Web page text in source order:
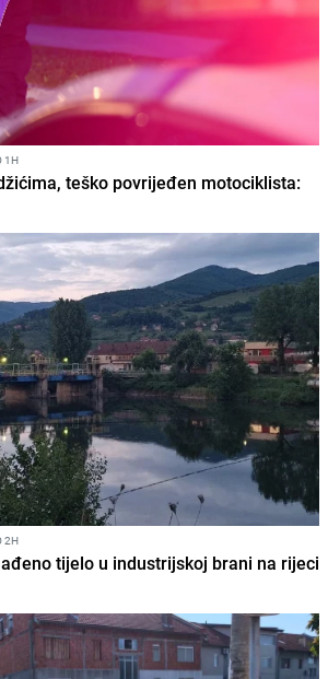
1H
teško povrijeđen motociklista:
2H
tijelo u industrijskoj brani na rijeci